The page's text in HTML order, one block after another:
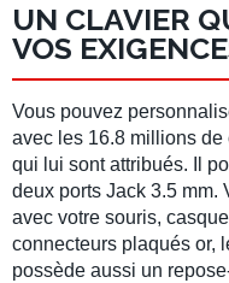
UN CLAVIER
VOS
Vous pouvez
avec les 16.8 millions
qui lui sont attribués. Il
deux ports Jack 3.5 mm.
avec votre souris,
connecteurs plaqués or,
possède aussi un